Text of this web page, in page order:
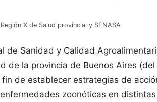
X de Salud provincial y SENASA
de Sanidad y Calidad
de la provincia de Buenos Aires
de establecer estrategias de
zoonóticas en